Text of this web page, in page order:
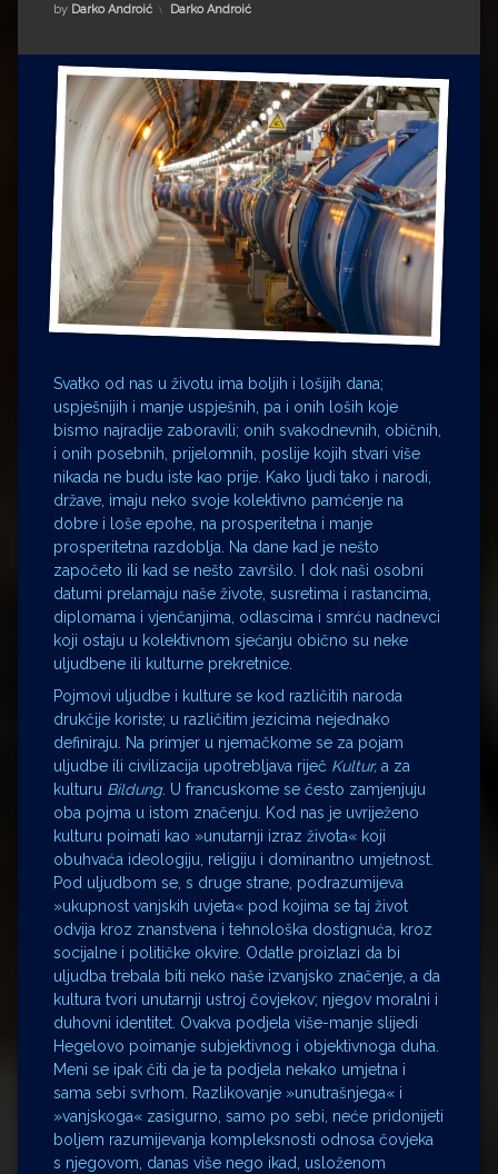
Impressum
Milenko Strižak
Drugi autori
Drugi autori
Matea Andrić
Ljiljana Lekanić-Kljaić
Željko Krznarić
Mario Lovreković
Miroslav Šantek
by Darko Androić Kategorije:
Darko Androić
Svatko od nas u životu ima boljih i lošijih dana;
uspješnijih i manje uspješnih, pa i onih loših koje
bismo najradije zaboravili; onih svakodnevnih, običnih,
i onih posebnih, prijelomnih, poslije kojih stvari više
nikada ne budu iste kao prije. Kako ljudi tako i narodi,
države, imaju neko svoje kolektivno pamćenje na
dobre i loše epohe, na prosperitetna i manje
prosperitetna razdoblja. Na dane kad je nešto
započeto ili kad se nešto završilo. I dok naši osobni
datumi prelamaju naše živote, susretima i rastancima,
diplomama i vjenčanjima, odlascima i smrću nadnevci
koji ostaju u kolektivnom sjećanju obično su neke
uljudbene ili kulturne prekretnice.
Pojmovi uljudbe i kulture se kod različitih naroda
drukčije koriste; u različitim jezicima nejednako
definiraju. Na primjer u njemačkome se za pojam
uljudbe ili civilizacija upotrebljava riječ Kultur, a za
kulturu Bildung. U francuskome se često zamjenjuju
oba pojma u istom značenju. Kod nas je uvriježeno
kulturu poimati kao »unutarnji izraz života« koji
obuhvaća ideologiju, religiju i dominantno umjetnost.
Pod uljudbom se, s druge strane, podrazumijeva
»ukupnost vanjskih uvjeta« pod kojima se taj život
odvija kroz znanstvena i tehnološka dostignuća, kroz
socijalne i političke okvire. Odatle proizlazi da bi
uljudba trebala biti neko naše izvanjsko značenje, a da
kultura tvori unutarnji ustroj čovjekov; njegov moralni i
duhovni identitet. Ovakva podjela više-manje slijedi
Hegelovo poimanje subjektivnog i objektivnoga duha.
Meni se ipak čiti da je ta podjela nekako umjetna i
sama sebi svrhom. Razlikovanje »unutrašnjega« i
»vanjskoga« zasigurno, samo po sebi, neće pridonijeti
boljem razumijevanja kompleksnosti odnosa čovjeka
s njegovom, danas više nego ikad, usloženom